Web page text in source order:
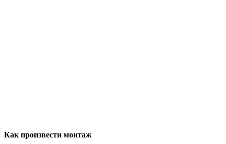
Как произвести монтаж